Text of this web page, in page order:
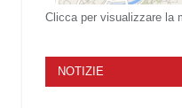
Clicca per visualizzare la
NOTIZIE